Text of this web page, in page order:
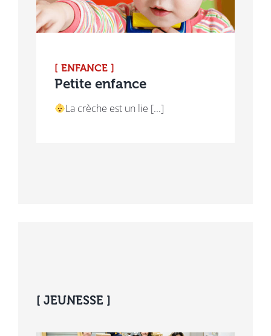
[ ENFANCE ]
Petite enfance
La crèche est un lie [...]
[ JEUNESSE ]